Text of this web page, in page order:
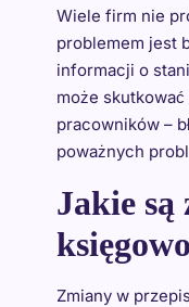
Wiele firm nie
problemem jest
informacji o
może
pracowników –
poważnych
Jakie są
Zmiany w